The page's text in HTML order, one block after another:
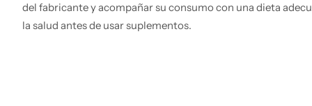
del fabricante y acompañar su consumo con una dieta
la salud antes de usar suplementos.